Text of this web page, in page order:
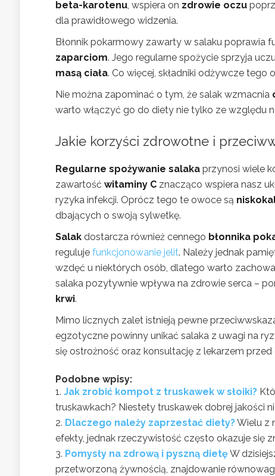
beta-karotenu, wspiera on zdrowie oczu
dla prawidłowego widzenia.
Błonnik pokarmowy zawarty w salaku poprawia
zaparciom. Jego regularne spożycie sprzyja
masą ciała. Co więcej, składniki odżywcze
Nie można zapominać o tym, że salak wzmacnia
warto włączyć go do diety nie tylko ze względu
Jakie korzyści zdrowotne i
Regularne spożywanie salaka przynosi wiele
zawartość witaminy C znacząco wspiera nasz
ryzyka infekcji. Oprócz tego te owoce są
dbających o swoją sylwetkę.
Salak dostarcza również cennego błonnika
reguluje funkcjonowanie jelit. Należy jednak
wzdęć u niektórych osób, dlatego warto
salaka pozytywnie wpływa na zdrowie serca –
krwi.
Mimo licznych zalet istnieją pewne
egzotyczne powinny unikać salaka z uwagi na
się ostrożność oraz konsultację z lekarzem
Podobne wpisy:
Jak zrobić kompot z truskawek w słoiki?
truskawkach? Niestety truskawek dobrej jakości
Dlaczego należy zaprzestać diety?Wielu z
efekty, jednak rzeczywistość często okazuje się
Pomysły na zdrową i pyszną dietęW
przetworzoną żywnością, znajdowanie